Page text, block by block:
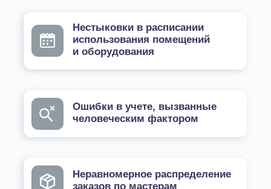
Сведения о выполненных работах;
Дату последнего технического обслуживания;
Таким образом, даже если с клиентом работают
разные мастера, у них есть возможность
отследить всю историю работы с его
автомобилем.
Быстрая и удобная коммуникация
с клиентом